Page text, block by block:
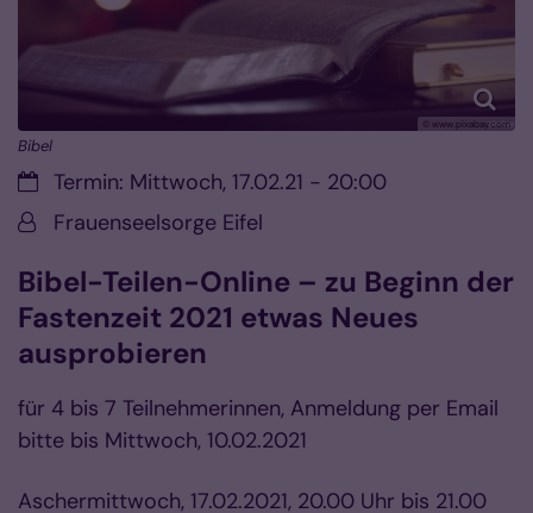
© www.pixabay.com
Bibel
Datum:Termin: Mittwoch, 17.02.21 - 20:00
Von:Frauenseelsorge Eifel
Bibel-Teilen-Online – zu Beginn der
Fastenzeit 2021 etwas Neues
ausprobieren
für 4 bis 7 Teilnehmerinnen, Anmeldung per Email
bitte bis Mittwoch, 10.02.2021
Aschermittwoch, 17.02.2021, 20.00 Uhr bis 21.00